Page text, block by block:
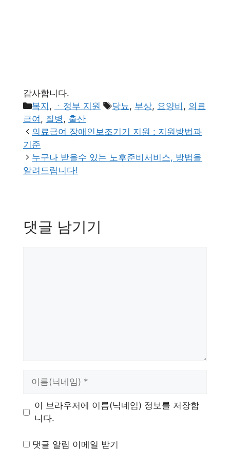
감사합니다.
카
테
고
리
복지 , ㆍ정부 지원
태
당뇨, 부상, 요양비 , 의료
급여 , 질병, 출산
의료급여 장애인보조기기 지원 : 지원방법과
기준
누구나 받을수 있는 노후준비서비스, 방법을
알려드립니다!
댓글 남기기
이 브라우저에 이름(닉네임) 정보를 저장합
니다.
댓글 알림 이메일 받기